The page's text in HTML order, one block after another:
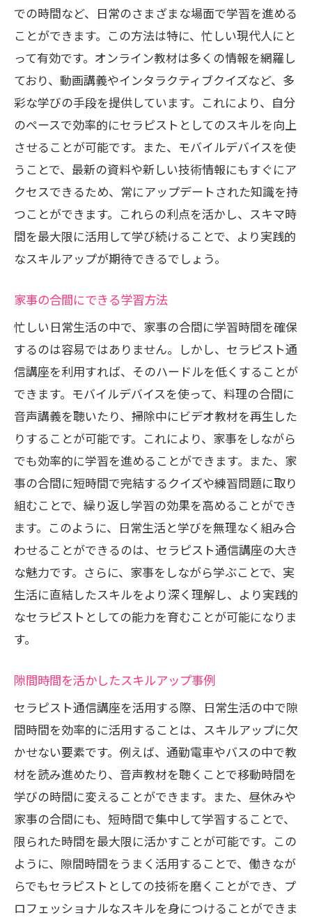
での時間など、日常のさまざまな場面で学習を進める
ことができます。この方法は特に、忙しい現代人にと
って有効です。オンライン教材は多くの情報を網羅し
ており、動画講義やインタラクティブクイズなど、多
彩な学びの手段を提供しています。これにより、自分
のペースで効率的にセラピストとしてのスキルを向上
させることが可能です。また、モバイルデバイスを使
うことで、最新の資料や新しい技術情報にもすぐにア
クセスできるため、常にアップデートされた知識を持
つことができます。これらの利点を活かし、スキマ時
間を最大限に活用して学び続けることで、より実践的
なスキルアップが期待できるでしょう。
家事の合間にできる学習方法
忙しい日常生活の中で、家事の合間に学習時間を確保
するのは容易ではありません。しかし、セラピスト通
信講座を利用すれば、そのハードルを低くすることが
できます。モバイルデバイスを使って、料理の合間に
音声講義を聴いたり、掃除中にビデオ教材を再生した
りすることが可能です。これにより、家事をしながら
でも効率的に学習を進めることができます。また、家
事の合間に短時間で完結するクイズや練習問題に取り
組むことで、繰り返し学習の効果を高めることができ
ます。このように、日常生活と学びを無理なく組み合
わせることができるのは、セラピスト通信講座の大き
な魅力です。さらに、家事をしながら学ぶことで、実
生活に直結したスキルをより深く理解し、より実践的
なセラピストとしての能力を育むことが可能になりま
す。
隙間時間を活かしたスキルアップ事例
セラピスト通信講座を活用する際、日常生活の中で隙
間時間を効率的に活用することは、スキルアップに欠
かせない要素です。例えば、通勤電車やバスの中で教
材を読み進めたり、音声教材を聴くことで移動時間を
学びの時間に変えることができます。また、昼休みや
家事の合間にも、短時間で集中して学習することで、
限られた時間を最大限に活かすことが可能です。この
ように、隙間時間をうまく活用することで、働きなが
らでもセラピストとしての技術を磨くことができ、プ
ロフェッショナルなスキルを身につけることができま